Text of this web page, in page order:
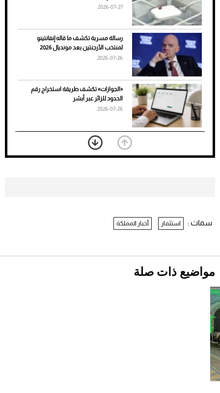
7 نصائح لاختيار لون البنطلون المناسب للقميص
الأسود
2026-07-27
رسالة مسربة تكشف ما قاله إنفانتينو
لمنتخب الأرجنتين بعد مونديال 2026
2026-07-26
«الجوازات» تكشف طريقة استخراج رقم
الحدود للزائر عبر أبشر
2026-07-26
بعد 7 أشهر من تعرضه لحادث مروع.. جوشوا
يفوز على برينغا بـ"الضربة القاضية" (فيديو)
2026-07-26
سمات : استثمار أخبار المملكة
مواضيع ذات صلة